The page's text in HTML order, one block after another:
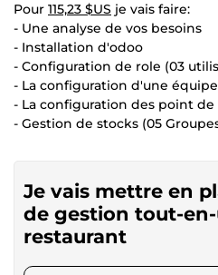
Pour 115,23 $US je vais faire:
- Une analyse de vos besoins
- Installation d'odoo
- Configuration de role (03
- La configuration d'une
- La configuration des point de
- Gestion de stocks (05
Je vais mettre en
de gestion tout-
restaurant